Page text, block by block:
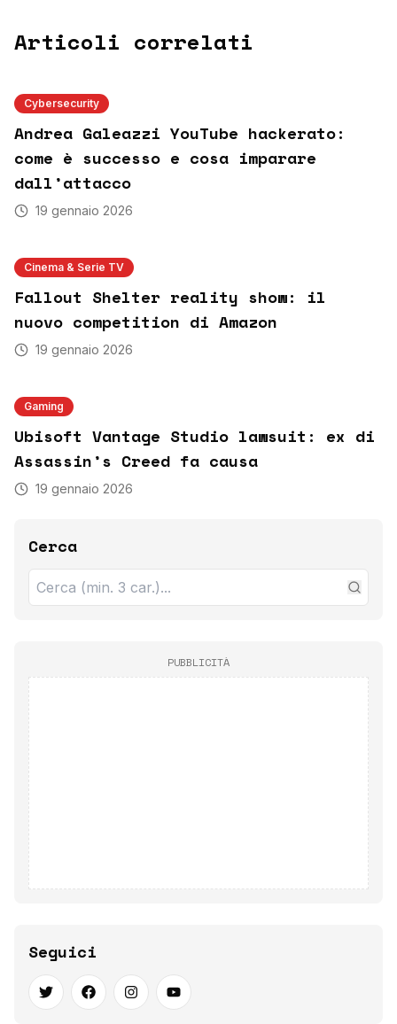
Articoli correlati
Cybersecurity
Andrea Galeazzi YouTube hackerato:
come è successo e cosa imparare
dall’attacco
19 gennaio 2026
Cinema & Serie TV
Fallout Shelter reality show: il
nuovo competition di Amazon
19 gennaio 2026
Gaming
Ubisoft Vantage Studio lawsuit: ex di
Assassin’s Creed fa causa
19 gennaio 2026
Cerca
PUBBLICITÀ
Seguici